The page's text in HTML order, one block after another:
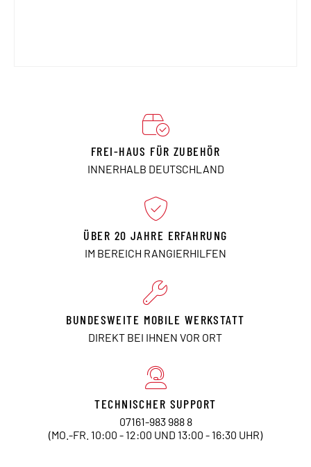
FREI-HAUS FÜR ZUBEHÖR
INNERHALB DEUTSCHLAND
ÜBER 20 JAHRE ERFAHRUNG
IM BEREICH RANGIERHILFEN
BUNDESWEITE MOBILE WERKSTATT
DIREKT BEI IHNEN VOR ORT
TECHNISCHER SUPPORT
07161-983 988 8
(MO.-FR. 10:00 - 12:00 UND 13:00 - 16:30 UHR)